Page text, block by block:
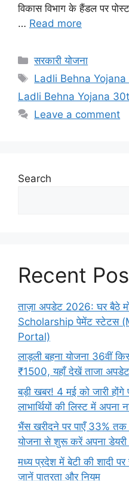
विकास विभाग के हैंडल पर
… Read more
Categories
सरकारी योजना
Tags
Ladli Behna
Ladli Behna Yojana
Leave a comment
Search
Recent
ताज़ा अपडेट 2026: घर बैठे
Scholarship पेमेंट स्टेटस
Portal)
लाड़ली बहना योजना 36वीं
₹1500, यहाँ देखें ताजा
बड़ी खबर! 4 मई को जारी
लाभार्थियों की लिस्ट में
भैंस खरीदने पर पाएँ 33% तक
योजना से शुरू करें अपना डेयरी
मध्य प्रदेश में बेटी की शादी
जानें पात्रता और नियम